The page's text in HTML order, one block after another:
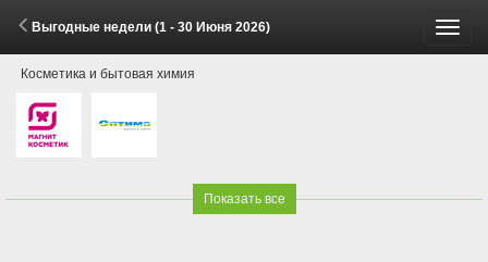
Выгодные недели (1 - 30 Июня 2026)
Косметика и бытовая химия
Показать все